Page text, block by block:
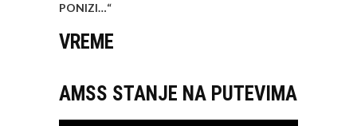
PONIZI…“
VREME
AMSS STANJE NA PUTEVIMA